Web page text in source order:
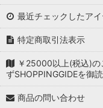
最近チェックしたアイ
特定商取引法表示
￥25000以上(税込)の
ずSHOPPINGGIDEを御
商品の問い合わせ